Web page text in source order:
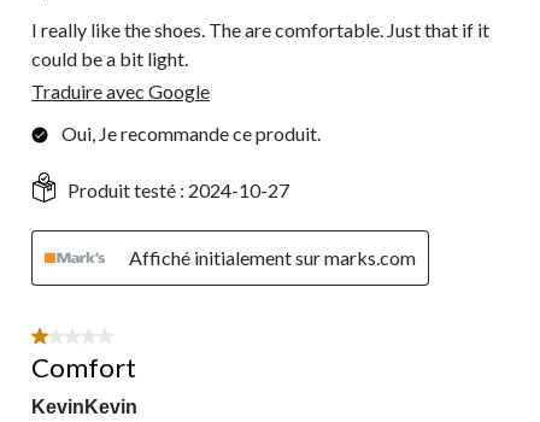
I really like the shoes. The are comfortable. Just that if it
could be a bit light.
Traduire avec Google
Oui, Je recommande ce produit.
Produit testé : 2024-10-27
Affiché initialement sur marks.com
1 étoile(s) sur 5.
Comfort
KevinKevin